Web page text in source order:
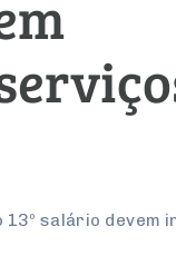
13º salário devem